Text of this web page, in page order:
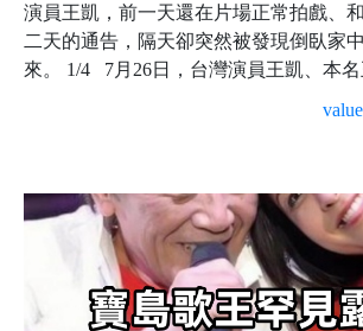
演員王凱，前一天還在片場正常拍戲、
二天的通告，隔天卻突然被發現倒臥家
來。 1/4 7月26日，台灣演員王凱、本